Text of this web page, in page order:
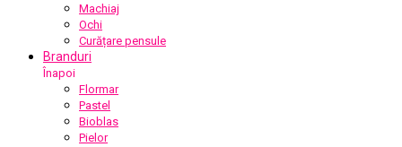
Machiaj
Ochi
Curățare pensule
Branduri
Înapoi
Flormar
Pastel
Bioblas
Pielor